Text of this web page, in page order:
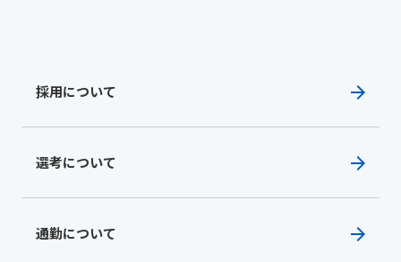
採用について
選考について
通勤について